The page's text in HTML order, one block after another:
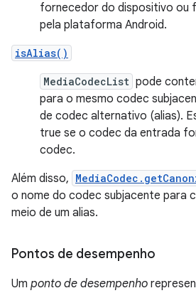
fornecedor do dispositivo ou
pela plataforma Android.
isAlias()
MediaCodecList pode
para o mesmo codec
de codec alternativo (alias).
true se o codec da entrada
codec.
Além disso,
o nome do codec subjacente para
meio de um alias.
Pontos de desempenho
Um ponto de desempenho